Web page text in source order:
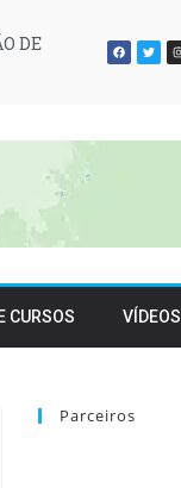
DE
CURSOS VÍDEOS
Parceiros